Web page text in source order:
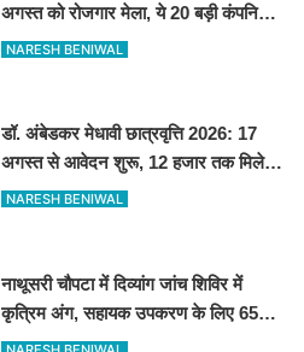
अगस्त को रोजगार मेला, ये 20 बड़ी कंपनियां
देगी सीधे नौकरी
NARESH BENIWAL
डॉ. अंबेडकर मेधावी छात्रवृत्ति 2026: 17
अगस्त से आवेदन शुरू, 12 हजार तक मिलेगी
स्कॉलरशिप, जानें जरूरी डॉक्यूमेंट्स
NARESH BENIWAL
नाथूसरी चौपटा में दिव्यांग जांच शिविर में
कृत्रिम अंग, सहायक उपकरण के लिए 65
व्यक्तियों का चयन